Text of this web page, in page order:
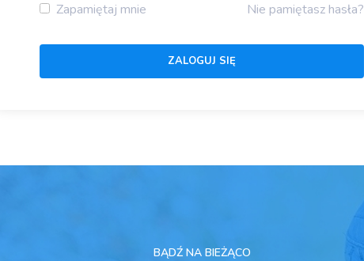
Zapamiętaj mnie Nie pamiętasz hasła?
BĄDŹ NA BIEŻĄCO